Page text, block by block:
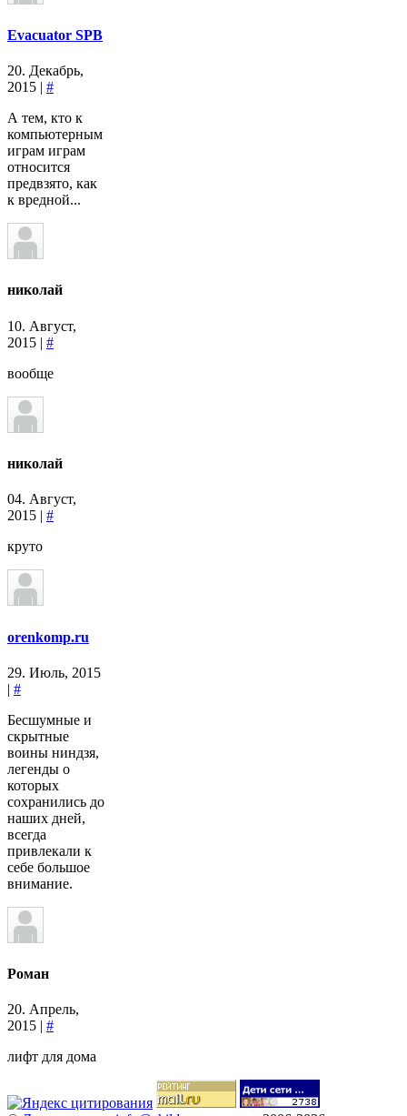
Evacuator SPB
20. Декабрь,
2015 | #
А тем, кто к
компьютерным
играм играм
относится
предвзято, как
к вредной...
николай
10. Август,
2015 | #
вообще
николай
04. Август,
2015 | #
круто
orenkomp.ru
29. Июль, 2015
| #
Бесшумные и
скрытные
воины ниндзя,
легенды о
которых
сохранились до
наших дней,
всегда
привлекали к
себе большое
внимание.
Роман
20. Апрель,
2015 | #
лифт для дома